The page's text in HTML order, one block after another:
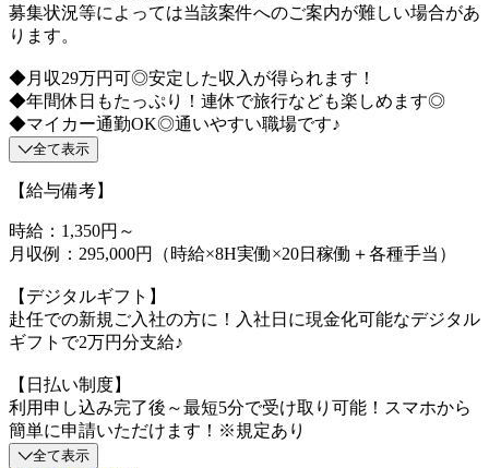
募集状況等によっては当該案件へのご案内が難しい場合があ
ります。
◆月収29万円可◎安定した収入が得られます！
◆年間休日もたっぷり！連休で旅行なども楽しめます◎
◆マイカー通勤OK◎通いやすい職場です♪
全て表示
【給与備考】
時給：1,350円～
月収例：295,000円（時給×8H実働×20日稼働＋各種手当）
【デジタルギフト】
赴任での新規ご入社の方に！入社日に現金化可能なデジタル
ギフトで2万円分支給♪
【日払い制度】
利用申し込み完了後～最短5分で受け取り可能！スマホから
簡単に申請いただけます！※規定あり
全て表示